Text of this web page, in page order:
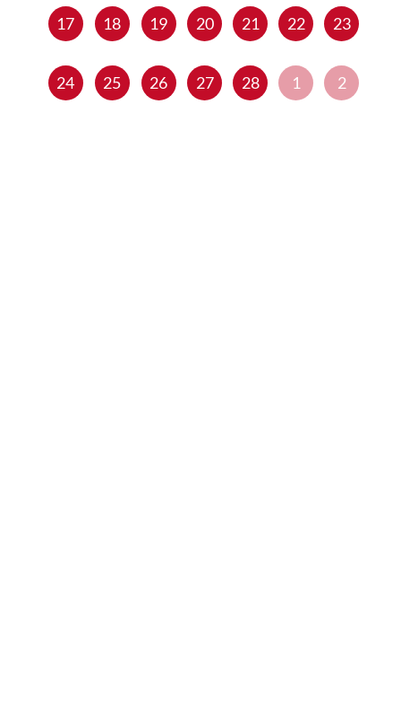
17 18 19 20 21 22 23
24 25 26 27 28 1 2